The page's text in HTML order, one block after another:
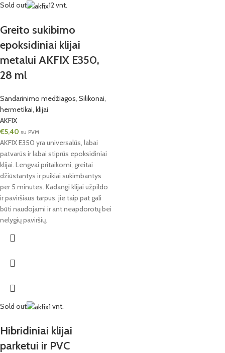
Sold out 12 vnt.
Greito sukibimo
epoksidiniai klijai
metalui AKFIX E350,
28 ml
Sandarinimo medžiagos, Silikonai,
hermetikai, klijai
AKFIX
€5,40 su PVM
AKFIX E350 yra universalūs, labai
patvarūs ir labai stiprūs epoksidiniai
klijai. Lengvai pritaikomi, greitai
džiūstantys ir puikiai sukimbantys
per 5 minutes. Kadangi klijai užpildo
ir paviršiaus tarpus, jie taip pat gali
būti naudojami ir ant neapdorotų bei
nelygių paviršių.
Sold out 1 vnt.
Hibridiniai klijai
parketui ir PVC